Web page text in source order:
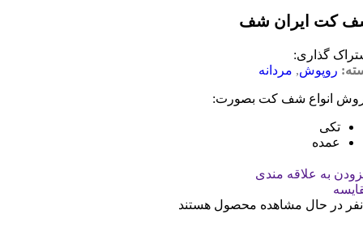
کت ایران شف
گذاری:
روپوش, مردانه
انواع شف کت بصورت:
تکی
عمده
به علاقه مندی
نفر در حال مشاهده محصول هستند